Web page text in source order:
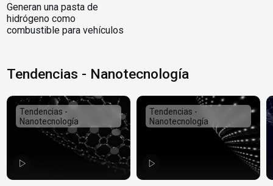
Generan una pasta de
hidrógeno como
combustible para vehículos
Tendencias - Nanotecnología
Tendencias -
Nanotecnología
Tendencias -
Nanotecnología